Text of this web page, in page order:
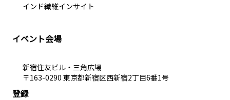
インド繊維インサイト
イベント会場
新宿住友ビル・三角広場
〒163-0290 東京都新宿区西新宿2丁目6番1号
登録